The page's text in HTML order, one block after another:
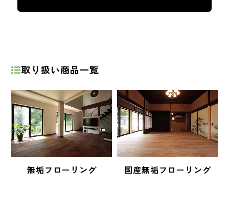
取り扱い商品一覧
無垢フローリング 国産無垢フローリング